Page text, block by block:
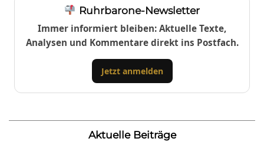
Ruhrbarone-Newsletter
Immer informiert bleiben: Aktuelle Texte,
Analysen und Kommentare direkt ins Postfach.
Jetzt anmelden
Aktuelle Beiträge